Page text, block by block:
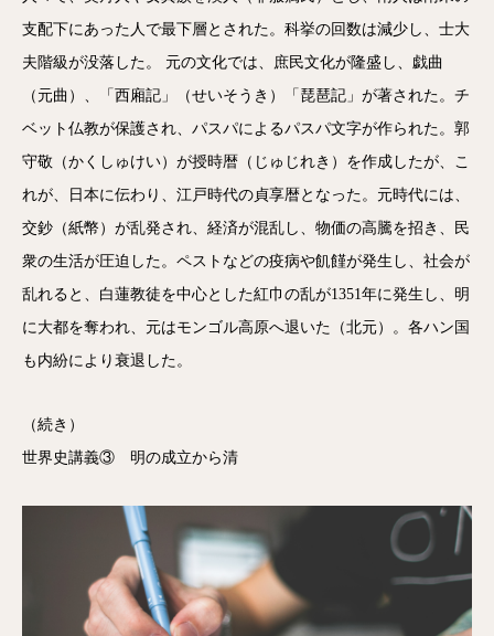
支配下にあった人で最下層とされた。科挙の回数は減少し、士大
夫階級が没落した。 元の文化では、庶民文化が隆盛し、戯曲
（元曲）、「西廂記」（せいそうき）「琵琶記」が著された。チ
ベット仏教が保護され、パスパによるパスパ文字が作られた。郭
守敬（かくしゅけい）が授時暦（じゅじれき）を作成したが、こ
れが、日本に伝わり、江戸時代の貞享暦となった。元時代には、
交鈔（紙幣）が乱発され、経済が混乱し、物価の高騰を招き、民
衆の生活が圧迫した。ペストなどの疫病や飢饉が発生し、社会が
乱れると、白蓮教徒を中心とした紅巾の乱が1351年に発生し、明
に大都を奪われ、元はモンゴル高原へ退いた（北元）。各ハン国
も内紛により衰退した。
（続き）
世界史講義③ 明の成立から清